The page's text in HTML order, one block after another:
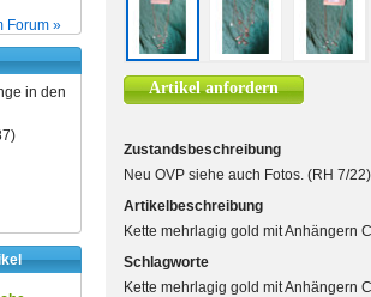
Forum »
in den
Artikel anfordern
Zustandsbeschreibung
Neu OVP siehe auch Fotos. (RH 7/22)
Artikelbeschreibung
Kette mehrlagig gold mit Anhängern
Schlagworte
Kette mehrlagig gold mit Anhängern